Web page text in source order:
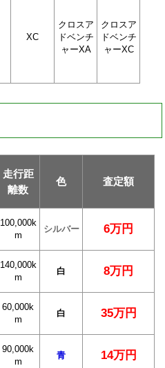
XC
クロスア
ドベンチ
ャーXA
クロスア
ドベンチ
ャーXC
走行距
離数
色 査定額
100,000k
m
シルバー 6万円
140,000k
m
白 8万円
60,000k
m
白 35万円
90,000k
m
青 14万円